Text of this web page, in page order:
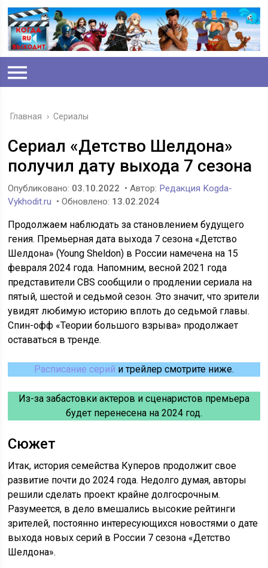
Главная › Сериалы
Сериал «Детство Шелдона»
получил дату выхода 7 сезона
Опубликовано: 03.10.2022 • Автор: Редакция Kogda-
Vykhodit.ru • Обновлено: 13.02.2024
Продолжаем наблюдать за становлением будущего
гения. Премьерная дата выхода 7 сезона «Детство
Шелдона» (Young Sheldon) в России намечена на 15
февраля 2024 года. Напомним, весной 2021 года
представители CBS сообщили о продлении сериала на
пятый, шестой и седьмой сезон. Это значит, что зрители
увидят любимую историю вплоть до седьмой главы.
Спин-офф «Теории большого взрыва» продолжает
оставаться в тренде.
Расписание серий и трейлер смотрите ниже.
Из-за забастовки актеров и сценаристов премьера
будет перенесена на 2024 год.
Сюжет
Итак, история семейства Куперов продолжит свое
развитие почти до 2024 года. Недолго думая, авторы
решили сделать проект крайне долгосрочным.
Разумеется, в дело вмешались высокие рейтинги
зрителей, постоянно интересующихся новостями о дате
выхода новых серий в России 7 сезона «Детство
Шелдона».